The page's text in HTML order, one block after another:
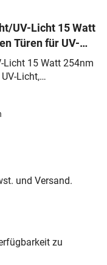
UV-Licht 15 Watt
Türen für UV-
Licht 15 Watt 254nm
Licht,
und Versand.
zu